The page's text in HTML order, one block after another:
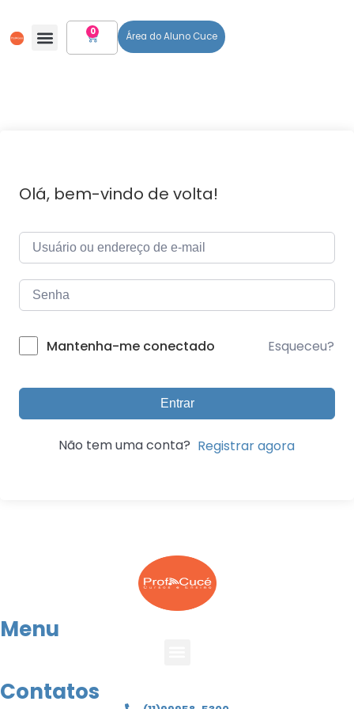
0 Área do Aluno Cuce
Olá, bem-vindo de volta!
Mantenha-me conectado Esqueceu?
Entrar
Não tem uma conta? Registrar agora
Menu
Contatos